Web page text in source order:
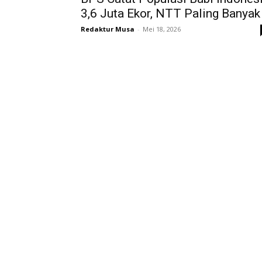
3,6 Juta Ekor, NTT Paling Banyak
Redaktur Musa - Mei 18, 2026